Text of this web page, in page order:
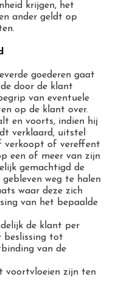
krijgen, het
ander geldt op
goederen gaat
door de klant
van eventuele
op de klant over.
en voorts, indien hij
verklaard, uitstel
verkoopt of vereffent
een of meer van zijn
gemachtigd de
weg te halen
waar deze zich
van het bepaalde
de klant per
beslissing tot
van de
voortvloeien zijn ten